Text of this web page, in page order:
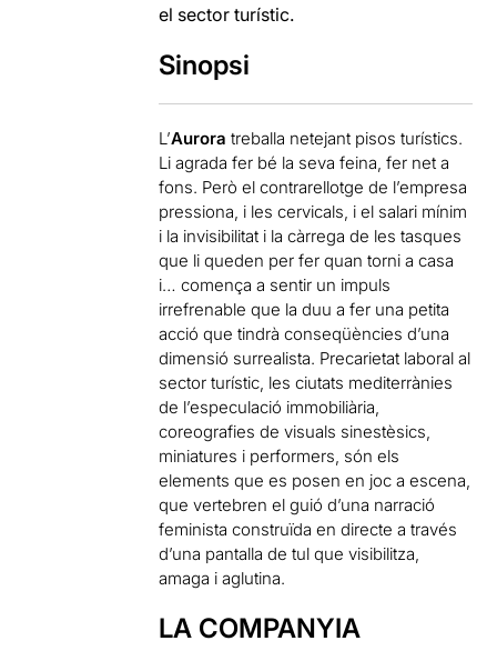
el sector turístic.
Sinopsi
L’Aurora treballa netejant pisos turístics.
Li agrada fer bé la seva feina, fer net a
fons. Però el contrarellotge de l’empresa
pressiona, i les cervicals, i el salari mínim
i la invisibilitat i la càrrega de les tasques
que li queden per fer quan torni a casa
i… comença a sentir un impuls
irrefrenable que la duu a fer una petita
acció que tindrà conseqüències d’una
dimensió surrealista. Precarietat laboral al
sector turístic, les ciutats mediterrànies
de l’especulació immobiliària,
coreografies de visuals sinestèsics,
miniatures i performers, són els
elements que es posen en joc a escena,
que vertebren el guió d’una narració
feminista construïda en directe a través
d’una pantalla de tul que visibilitza,
amaga i aglutina.
LA COMPANYIA